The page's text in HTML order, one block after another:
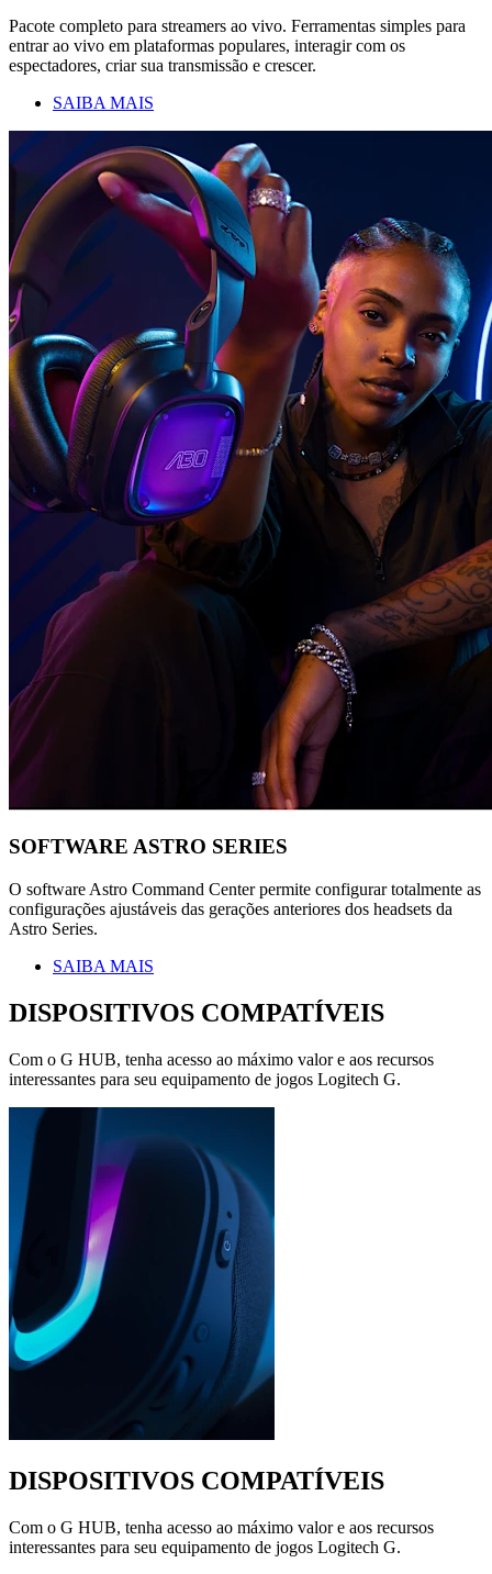
Pacote completo para streamers ao vivo. Ferramentas simples para
entrar ao vivo em plataformas populares, interagir com os
espectadores, criar sua transmissão e crescer.
SAIBA MAIS
SOFTWARE ASTRO SERIES
O software Astro Command Center permite configurar totalmente as
configurações ajustáveis das gerações anteriores dos headsets da
Astro Series.
SAIBA MAIS
DISPOSITIVOS COMPATÍVEIS
Com o G HUB, tenha acesso ao máximo valor e aos recursos
interessantes para seu equipamento de jogos Logitech G.
DISPOSITIVOS COMPATÍVEIS
Com o G HUB, tenha acesso ao máximo valor e aos recursos
interessantes para seu equipamento de jogos Logitech G.